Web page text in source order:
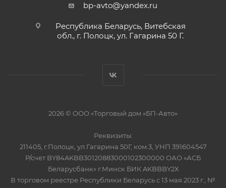
bp-avto@yandex.ru
Республика Беларусь, Витебская
обл., г. Полоцк, ул. Гагарина 50 Г.
2026 © ООО «Торговый дом «БП-Авто»
Реквизиты:
211405, г.Полоцк, ул.Гагарина 50Г, ком.3, УНП 391604547
Р/счет BY84AKBB30120883000102300000 ОАО «АСБ
Беларусбанк» г.Минск БИК AKBBBY2Х
В торговом реестре Республики Беларусь с 13 мая 2023 г., №